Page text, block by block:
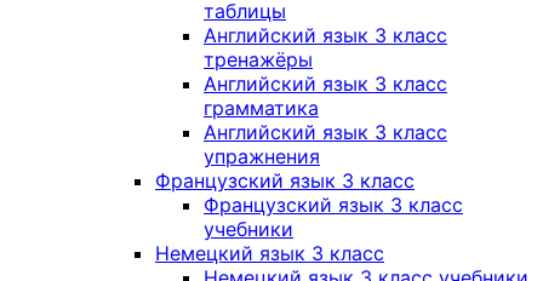
таблицы
Английский язык 3 класс
тренажёры
Английский язык 3 класс
грамматика
Английский язык 3 класс
упражнения
Французский язык 3 класс
Французский язык 3 класс
учебники
Немецкий язык 3 класс